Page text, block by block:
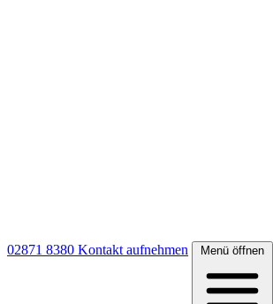
02871 8380 Kontakt aufnehmen Menü öffnen